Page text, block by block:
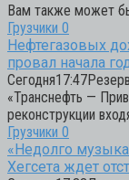
Вам также может
Грузчики 0
Нефтегазовых
провал начала
«Транснефть —
реконструкции
Грузчики 0
«Недолго музыка
Хегсета ждет